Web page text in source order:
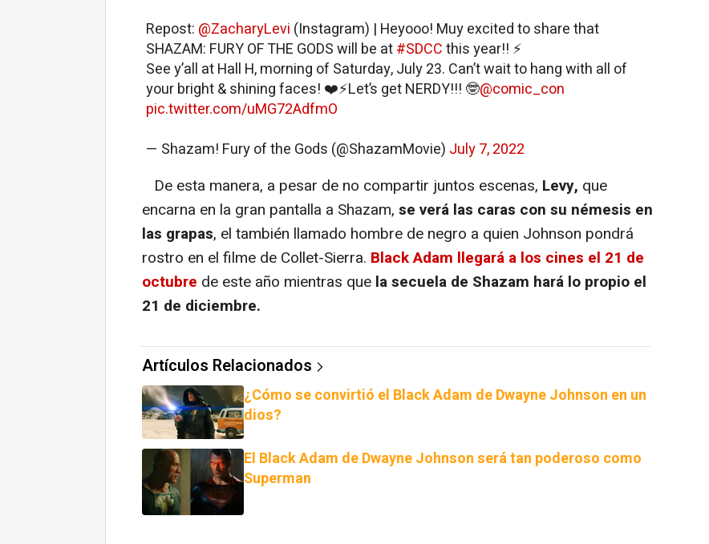
Repost: @ZacharyLevi (Instagram) | Heyooo! Muy excited to share that
SHAZAM: FURY OF THE GODS will be at#SDCCthis year!! ⚡️
See y’all at Hall H, morning of Saturday, July 23. Can’t wait to hang with all of
your bright & shining faces! ❤️⚡️Let’s get NERDY!!! 🤓@comic_con
pic.twitter.com/uMG72AdfmO
— Shazam! Fury of the Gods (@ShazamMovie) July 7, 2022
De esta manera, a pesar de no compartir juntos escenas, Levy, que
encarna en la gran pantalla a Shazam, se verá las caras con su némesis en
las grapas, el también llamado hombre de negro a quien Johnson pondrá
rostro en el filme de Collet-Sierra. BlackAdam llegará a los cines el 21 de
octubre de este año mientras que la secuela de Shazam hará lo propio el
21 de diciembre.
Artículos Relacionados
¿Cómo se convirtió el Black Adam de Dwayne Johnson en un
dios?
El Black Adam de Dwayne Johnson será tan poderoso como
Superman